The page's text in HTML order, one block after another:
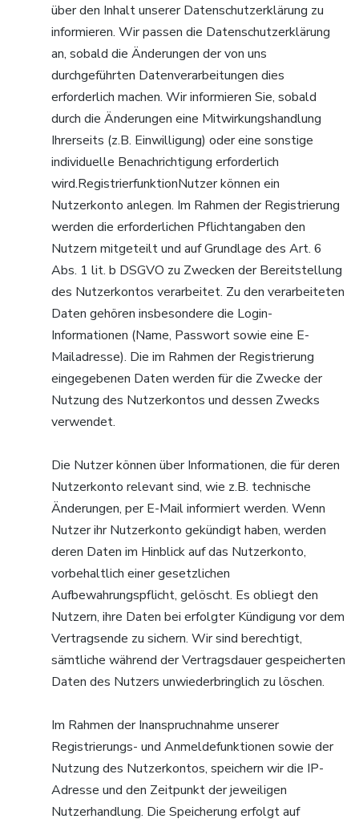
über den Inhalt unserer Datenschutzerklärung zu
informieren. Wir passen die Datenschutzerklärung
an, sobald die Änderungen der von uns
durchgeführten Datenverarbeitungen dies
erforderlich machen. Wir informieren Sie, sobald
durch die Änderungen eine Mitwirkungshandlung
Ihrerseits (z.B. Einwilligung) oder eine sonstige
individuelle Benachrichtigung erforderlich
wird.RegistrierfunktionNutzer können ein
Nutzerkonto anlegen. Im Rahmen der Registrierung
werden die erforderlichen Pflichtangaben den
Nutzern mitgeteilt und auf Grundlage des Art. 6
Abs. 1 lit. b DSGVO zu Zwecken der Bereitstellung
des Nutzerkontos verarbeitet. Zu den verarbeiteten
Daten gehören insbesondere die Login-
Informationen (Name, Passwort sowie eine E-
Mailadresse). Die im Rahmen der Registrierung
eingegebenen Daten werden für die Zwecke der
Nutzung des Nutzerkontos und dessen Zwecks
verwendet.
Die Nutzer können über Informationen, die für deren
Nutzerkonto relevant sind, wie z.B. technische
Änderungen, per E-Mail informiert werden. Wenn
Nutzer ihr Nutzerkonto gekündigt haben, werden
deren Daten im Hinblick auf das Nutzerkonto,
vorbehaltlich einer gesetzlichen
Aufbewahrungspflicht, gelöscht. Es obliegt den
Nutzern, ihre Daten bei erfolgter Kündigung vor dem
Vertragsende zu sichern. Wir sind berechtigt,
sämtliche während der Vertragsdauer gespeicherten
Daten des Nutzers unwiederbringlich zu löschen.
Im Rahmen der Inanspruchnahme unserer
Registrierungs- und Anmeldefunktionen sowie der
Nutzung des Nutzerkontos, speichern wir die IP-
Adresse und den Zeitpunkt der jeweiligen
Nutzerhandlung. Die Speicherung erfolgt auf